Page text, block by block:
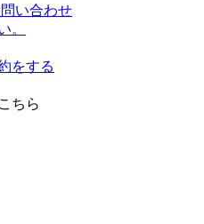
い合わせ
。
をする
ちら